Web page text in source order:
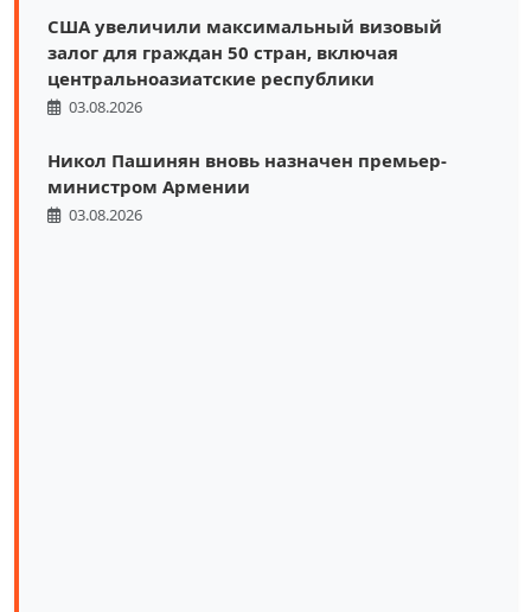
США увеличили максимальный визовый
залог для граждан 50 стран, включая
центральноазиатские республики
03.08.2026
Никол Пашинян вновь назначен премьер-
министром Армении
03.08.2026